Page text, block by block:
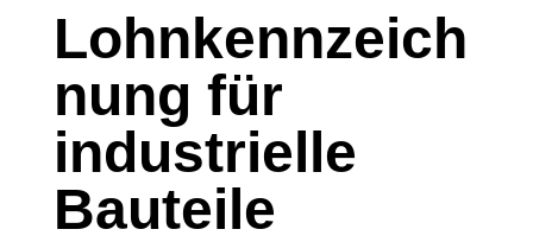
Lohnkennzeich
nung für
industrielle
Bauteile